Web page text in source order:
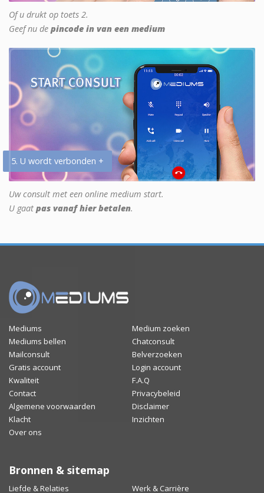
Of u drukt op toets 2.
Geef nu de pincode in van een medium
5. U wordt verbonden +
Uw consult met een online medium start.
U gaat pas vanaf hier betalen.
Mediums
Medium zoeken
Mediums bellen
Chatconsult
Mailconsult
Belverzoeken
Gratis account
Login account
Kwaliteit
F.A.Q
Contact
Privacybeleid
Algemene voorwaarden
Disclaimer
Klacht
Inzichten
Over ons
Bronnen & sitemap
Liefde & Relaties Werk & Carrière